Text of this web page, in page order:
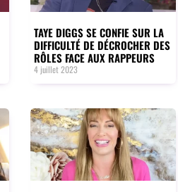
TAYE DIGGS SE CONFIE SUR LA
DIFFICULTÉ DE DÉCROCHER DES
RÔLES FACE AUX RAPPEURS
4 juillet 2023